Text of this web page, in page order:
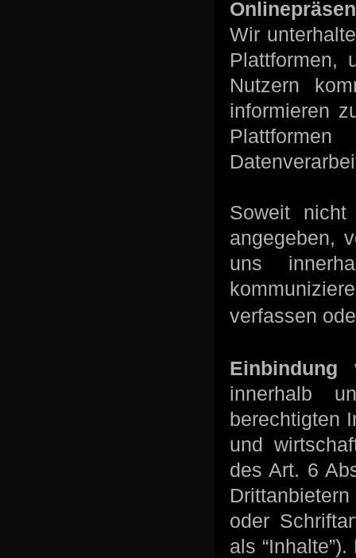
Wir
Plattformen,
Nutzern
informieren
Soweit nicht
angegeben,
uns
verfassen
innerhalb
berechtigten
und
des Art. 6
oder
als